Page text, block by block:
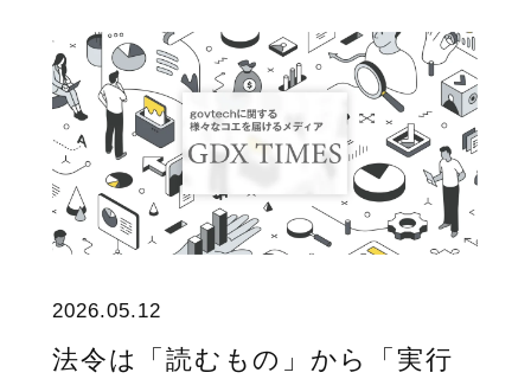
2026.05.12
法令は「読むもの」から「実行